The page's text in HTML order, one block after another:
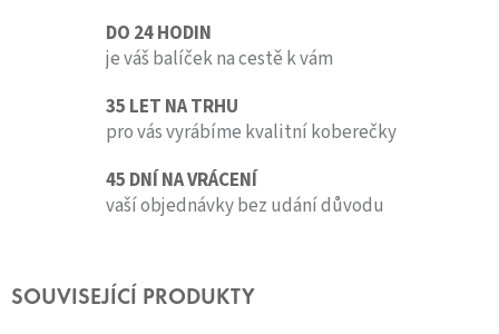
DO 24 HODIN
je váš balíček na cestě k vám
35 LET NA TRHU
pro vás vyrábíme kvalitní koberečky
45 DNÍ NA VRÁCENÍ
vaší objednávky bez udání důvodu
SOUVISEJÍCÍ PRODUKTY